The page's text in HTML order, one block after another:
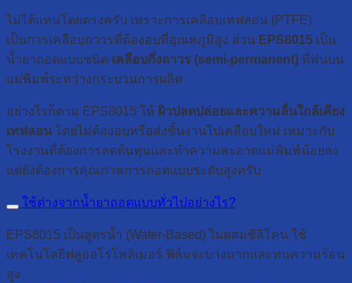
ไม่ได้แทนโดยตรงครับ เพราะการเคลือบเทฟลอน (PTFE)
เป็นการเคลือบถาวรที่ต้องอบที่อุณหภูมิสูง ส่วน EPS8015 เป็น
น้ำยาถอดแบบชนิด เคลือบกึ่งถาวร (semi-permanent) ที่พ่นบน
แม่พิมพ์ระหว่างกระบวนการผลิต
อย่างไรก็ตาม EPS8015 ให้ ผิวปลดปล่อยและความลื่นใกล้เคียง
เทฟลอน โดยไม่ต้องอบหรือส่งชิ้นงานไปเคลือบใหม่ เหมาะกับ
โรงงานที่ต้องการลดต้นทุนและทำความสะอาดแม่พิมพ์น้อยลง
แต่ยังต้องการคุณภาพการถอดแบบระดับสูงครับ
ใช้ต่างจากน้ำยาถอดแบบทั่วไปอย่างไร?
EPS8015 เป็นสูตรน้ำ (Water-Based) ไม่ผสมซิลิโคน ใช้
เทคโนโลยีฟลูออโรโพลิเมอร์ ฟิล์มจะบางมากและทนความร้อน
สูง